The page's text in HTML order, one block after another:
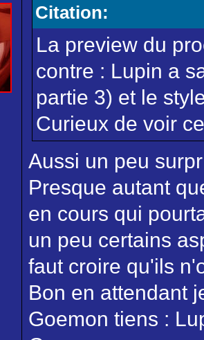
Citation:
La preview du
contre : Lupin a
partie 3) et le
Curieux de voir
Aussi un peu
Presque autant
en cours qui
un peu certains
faut croire qu'ils
Bon en attendant
Goemon tiens :